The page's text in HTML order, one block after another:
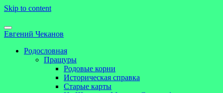
Skip to content
Евгений Чеканов
Родословная
Пращуры
Родовые корни
Историческая справка
Старые карты